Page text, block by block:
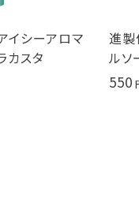
進製作所 アルガン
ルソープ 110g